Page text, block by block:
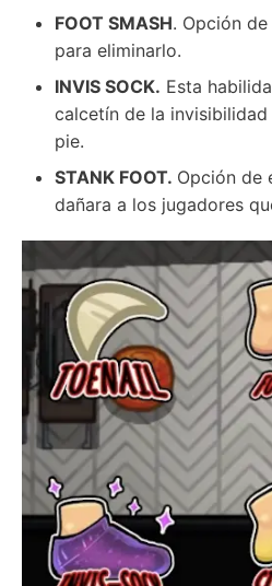
FOOT SMASH. Opción
para eliminarlo.
INVIS SOCK. Esta
calcetín de la
pie.
STANK FOOT. Opción de
dañara a los jugadores